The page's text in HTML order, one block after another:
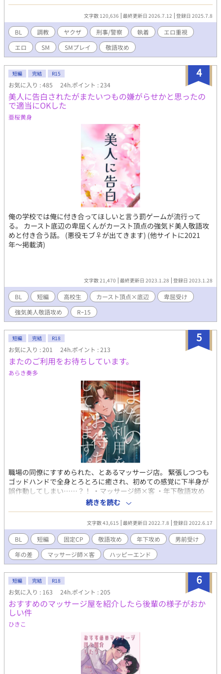
まやヤクザの命令ひとつで、足を開く。 媚薬を塗られ、射精の許
可を乞い、命令で自慰し、寸止めに涙を流す。 ネクタイで首を絞
められながら、快楽に喘ぐ姿はもはや“従順な犬”。 「もっと僕を
壊して────」 プライドも正義も自尊心も、全部、“黒崎啓”の
所有欲と技術に躾けられて砕かれた。 支配される苦しみが、いつ
の間にか“安心”に変わる。 これは―― 支配する悦びしか知らなか
った男が、 支配される悦びに開花し、従属を求めて懇願するまで
の調教記録。 ────────── 調教・SM・羞恥・玩具攻
め・媚薬攻め…… などなど。 ダークな雰囲気のねっとりとした
R18調教BLです。 紙媒体の本にしてJ庭などで頒布も予定してま
す。 詳細はTwitterでよく呟いてますのでよければ見てやってくだ
さい。(@MINAM_hinanjo) 表紙イラストは まこっぺちーの
(@Makoppechino)に依頼して作成いただきました！
文字数 120,636 最終更新日 2026.7.12 登録日 2025.7.8
BL 調教 ヤクザ 刑事/警察 執着
エロ重視
エロ
SM SMプレイ 敬語攻め
4
短編 完結 R15
お気に入り : 485 24h.ポイント : 234
美人に告白されたがまたいつもの嫌がらせかと思ったの
で適当にOKした
亜桜黄身
俺の学校では俺に付き合ってほしいと言う罰ゲームが流行って
る。 カースト底辺の卑屈くんがカースト頂点の強気ド美人敬語攻
めと付き合う話。 (悪役モブ♀が出てきます) (他サイトに2021
年〜掲載済)
文字数 21,470 最終更新日 2023.1.28 登録日 2023.1.28
BL 短編 高校生 カースト頂点×底辺
卑屈受け
強気美人敬語攻め
Rｰ15
5
短編 完結 R18
お気に入り : 201 24h.ポイント : 213
またのご利用をお待ちしています。
あらき奏多
職場の同僚にすすめられた、とあるマッサージ店。 緊張しつつも
ゴッドハンドで全身とろとろに癒され、初めての感覚に下半身が
誤作動してしまい……？！ ・マッサージ師×客 ・年下敬語攻め
・男前土木作業員受け ・ノリ軽め ※年齢順イメージ 九重≒達也＞
坂田(店長)≫四ノ宮 【登場人物】 ▼坂田 祐介(さかた ゆうすけ)
攻 ・マッサージ店の店長 ・爽やかイケメン ・優しくて低めのセ
クシーボイス ・良識はある人 ▼杉村 達也(すぎむら たつや) 受
・土木作業員 ・敏感体質 ・快楽に流されやすい。すぐ喘ぐ ・性
格も見た目も男前 【登場人物(第二弾の人たち)】 ▼四ノ宮 葵(し
のみや あおい) 攻 ・マッサージ店の施術者のひとり。 ・店では
年齢は下から二番目。経歴は店長の次に長い。敏腕。 ・顔と名前
だけ中性的。愛想は人並み。 ・自覚済隠れS。仕事とプライベー
トは区別してる。はずだった。 ▼九重 柚葉(ここのえ ゆずは) 受
・愛称『ココ』『ココさん』『ココちゃん』 ・名前だけ可愛い。
性格は可愛くない。見た目も別に可愛くない。 ・理性が強め。隠
れコミュ障。 ・無自覚ドM。乱れるときは乱れる 作品はすべて個
人サイト(http://lyze.jp/nyanko03/)からの転載です。 徐々に移動
していきたいと思いますが、作品数は個人サイトが一番多いで
す。 よろしくお願いいたします。
続きを読む
文字数 43,615 最終更新日 2022.7.8 登録日 2022.6.17
BL 短編 固定CP 敬語攻め 年下攻め
男前受け
年の差
マッサージ師×客 ハッピーエンド
6
短編 完結 R18
お気に入り : 163 24h.ポイント : 205
おすすめのマッサージ屋を紹介したら後輩の様子がおか
しい件
ひきこ